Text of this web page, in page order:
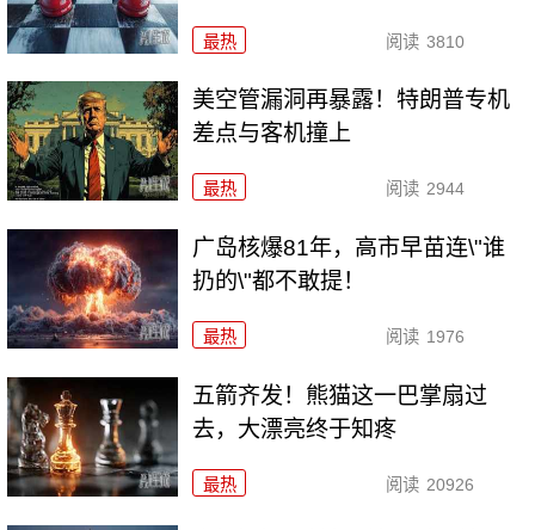
最热 阅读 3810
美空管漏洞再暴露！特朗普专机
差点与客机撞上
最热 阅读 2944
广岛核爆81年，高市早苗连\"谁
扔的\"都不敢提！
最热 阅读 1976
五箭齐发！熊猫这一巴掌扇过
去，大漂亮终于知疼
最热 阅读 20926